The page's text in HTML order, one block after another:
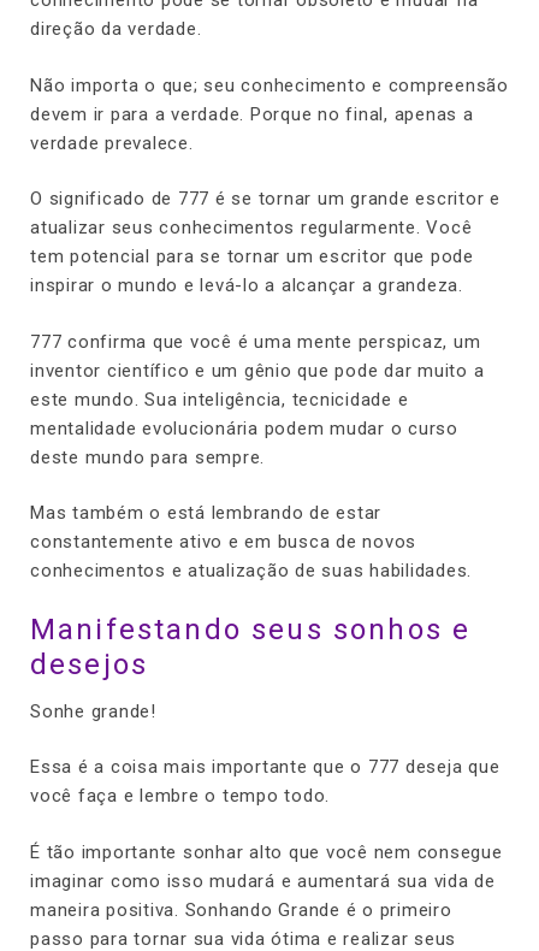
direção da verdade.
Não importa o que; seu conhecimento e compreensão
devem ir para a verdade. Porque no final, apenas a
verdade prevalece.
O significado de 777 é se tornar um grande escritor e
atualizar seus conhecimentos regularmente. Você
tem potencial para se tornar um escritor que pode
inspirar o mundo e levá-lo a alcançar a grandeza.
777 confirma que você é uma mente perspicaz, um
inventor científico e um gênio que pode dar muito a
este mundo. Sua inteligência, tecnicidade e
mentalidade evolucionária podem mudar o curso
deste mundo para sempre.
Mas também o está lembrando de estar
constantemente ativo e em busca de novos
conhecimentos e atualização de suas habilidades.
Manifestando seus sonhos e
desejos
Sonhe grande!
Essa é a coisa mais importante que o 777 deseja que
você faça e lembre o tempo todo.
É tão importante sonhar alto que você nem consegue
imaginar como isso mudará e aumentará sua vida de
maneira positiva. Sonhando Grande é o primeiro
passo para tornar sua vida ótima e realizar seus